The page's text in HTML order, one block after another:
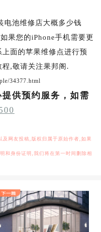
电池维修店大概多少钱
果您的iPhone手机需要更
面的苹果维修点进行预
,敬请关注果邦阁.
34377.html
供预约服务，如需
及网友投稿,版权归属于原始作者,如果
和身份证明,我们将在第一时间删除相